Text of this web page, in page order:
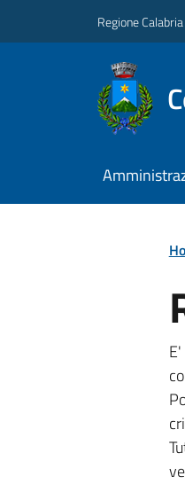
Regione Calabria